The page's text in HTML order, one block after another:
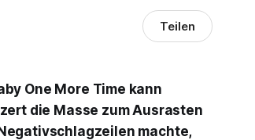
Teilen
One More Time kann
die Masse zum Ausrasten
machte,